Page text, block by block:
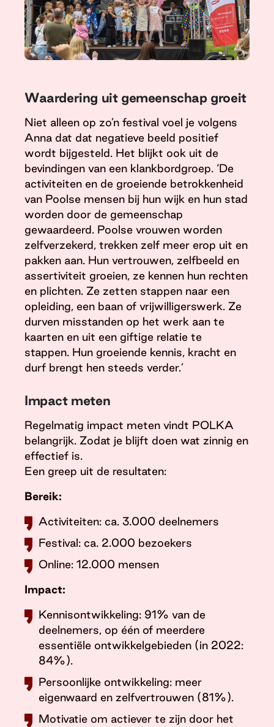
Waardering uit gemeenschap groeit
Niet alleen op zo’n festival voel je volgens
Anna dat dat negatieve beeld positief
wordt bijgesteld. Het blijkt ook uit de
bevindingen van een klankbordgroep. ‘De
activiteiten en de groeiende betrokkenheid
van Poolse mensen bij hun wijk en hun stad
worden door de gemeenschap
gewaardeerd. Poolse vrouwen worden
zelfverzekerd, trekken zelf meer erop uit en
pakken aan. Hun vertrouwen, zelfbeeld en
assertiviteit groeien, ze kennen hun rechten
en plichten. Ze zetten stappen naar een
opleiding, een baan of vrijwilligerswerk. Ze
durven misstanden op het werk aan te
kaarten en uit een giftige relatie te
stappen. Hun groeiende kennis, kracht en
durf brengt hen steeds verder.’
Impact meten
Regelmatig impact meten vindt POLKA
belangrijk. Zodat je blijft doen wat zinnig en
effectief is.
Een greep uit de resultaten:
Bereik:
Activiteiten: ca. 3.000 deelnemers
Festival: ca. 2.000 bezoekers
Online: 12.000 mensen
Impact:
Kennisontwikkeling: 91% van de
deelnemers, op één of meerdere
essentiële ontwikkelgebieden (in 2022:
84%).
Persoonlijke ontwikkeling: meer
eigenwaard en zelfvertrouwen (81%).
Motivatie om actiever te zijn door het